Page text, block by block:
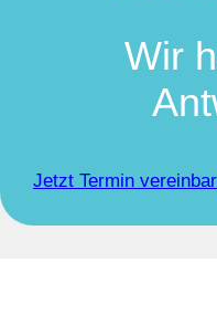
Wir
Jetzt Termin